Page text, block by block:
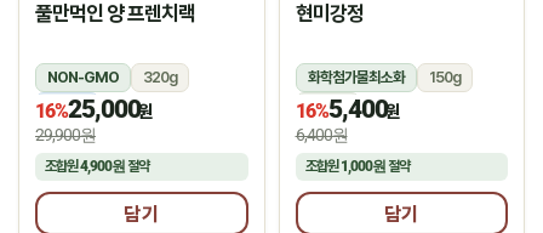
풀만먹인 양 프렌치랙
NON-GMO
320g
냉동
16%25,000원
29,900원
조합원4,900원 절약
담기
현미강정
화학첨가물최소화
150g
상온
16%5,400원
6,400원
조합원1,000원절약
담기